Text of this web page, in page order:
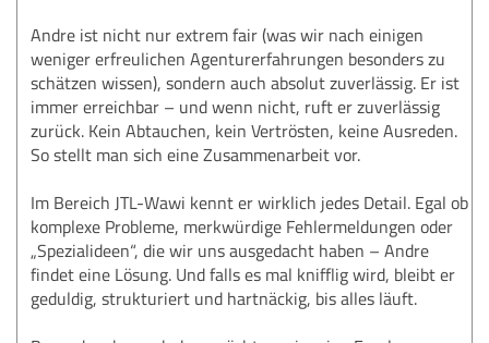
Andre ist nicht nur extrem fair (was wir nach einigen
weniger erfreulichen Agenturerfahrungen besonders zu
schätzen wissen), sondern auch absolut zuverlässig. Er ist
immer erreichbar – und wenn nicht, ruft er zuverlässig
zurück. Kein Abtauchen, kein Vertrösten, keine Ausreden.
So stellt man sich eine Zusammenarbeit vor.
Im Bereich JTL-Wawi kennt er wirklich jedes Detail. Egal ob
komplexe Probleme, merkwürdige Fehlermeldungen oder
„Spezialideen“, die wir uns ausgedacht haben – Andre
findet eine Lösung. Und falls es mal knifflig wird, bleibt er
geduldig, strukturiert und hartnäckig, bis alles läuft.